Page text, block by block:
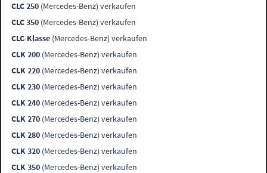
CLC 250 (Mercedes-Benz) verkaufen
CLC 350 (Mercedes-Benz) verkaufen
CLC-Klasse (Mercedes-Benz) verkaufen
CLK 200 (Mercedes-Benz) verkaufen
CLK 220 (Mercedes-Benz) verkaufen
CLK 230 (Mercedes-Benz) verkaufen
CLK 240 (Mercedes-Benz) verkaufen
CLK 270 (Mercedes-Benz) verkaufen
CLK 280 (Mercedes-Benz) verkaufen
CLK 320 (Mercedes-Benz) verkaufen
CLK 350 (Mercedes-Benz) verkaufen